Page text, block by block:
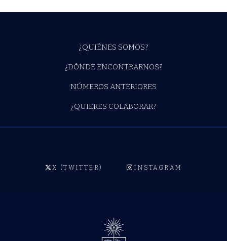
¿QUIÉNES SOMOS?
¿DÓNDE ENCONTRARNOS?
NÚMEROS ANTERIORES
¿QUIERES COLABORAR?
X (TWITTER) INSTAGRAM